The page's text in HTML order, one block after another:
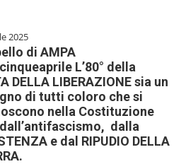
2025
di AMPA
L’80° della
DELLA LIBERAZIONE sia un
di tutti coloro che si
nella Costituzione
dalla
e dal RIPUDIO DELLA